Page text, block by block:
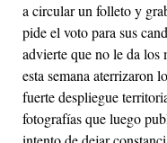
a circular un folleto y
pide el voto para sus
advierte que no le da los
esta semana aterrizaron
fuerte despliegue
fotografías que luego